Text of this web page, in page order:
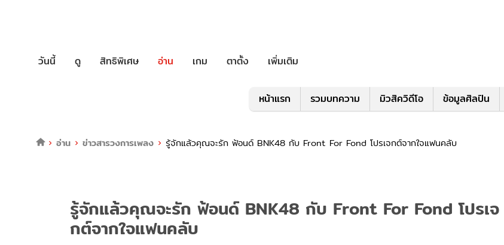
วันนี้ ดู สิทธิพิเศษ อ่าน เกม ตาตั้ง เพิ่มเติม
หน้าแรก รวมบทความ มิวสิควิดีโอ ข้อมูลศิลปิน
อ่าน ข่าวสารวงการเพลง รู้จักแล้วคุณจะรัก ฟ้อนด์ BNK48 กับ Front For Fond โปรเจกต์จากใจแฟนคลับ
รู้จักแล้วคุณจะรัก ฟ้อนด์ BNK48 กับ Front For Fond โปรเจ
กต์จากใจแฟนคลับ